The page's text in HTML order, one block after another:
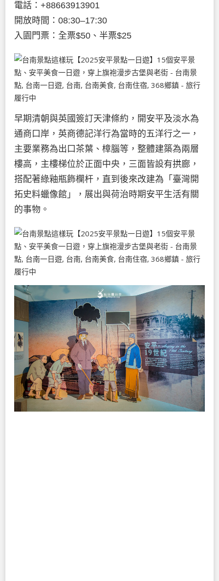
電話：+88663913901
開放時間：08:30–17:30
入園門票：全票$50、半票$25
早期清朝與英國簽訂天津條約，開安平及淡水為
通商口岸，英商德記洋行為當時的五洋行之一，
主要業務為出口茶葉、樟腦等，整體建築為兩層
樓高，主樓梯位於正面中央，三面皆設有拱廊，
搭配著綠釉瓶飾欄杆，直到後來改建為「臺灣開
拓史料蠟像館」，展出與荷治時期安平生活有關
的事物。